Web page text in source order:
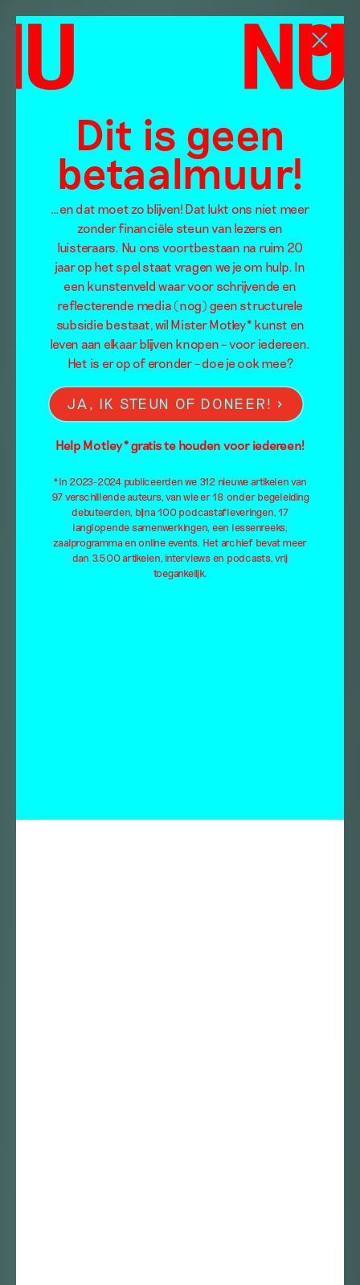
Dit is geen
betaalmuur!
…en dat moet zo blijven! Dat lukt ons niet meer
zonder financiële steun van lezers en
luisteraars. Nu ons voortbestaan na ruim 20
jaar op het spel staat vragen we je om hulp. In
een kunstenveld waar voor schrijvende en
reflecterende media (nog) geen structurele
subsidie bestaat, wil Mister Motley* kunst en
leven aan elkaar blijven knopen – voor iedereen.
Het is er op of eronder – doe je ook mee?
JA, IK STEUN OF DONEER!
Help Motley* gratis te houden voor iedereen!
*In 2023-2024 publiceerden we 312 nieuwe artikelen van
97 verschillende auteurs, van wie er 18 onder begeleiding
debuteerden, bijna 100 podcastafleveringen, 17
langlopende samenwerkingen, een lessenreeks,
zaalprogramma en online events. Het archief bevat meer
dan 3.500 artikelen, interviews en podcasts, vrij
toegankelijk.